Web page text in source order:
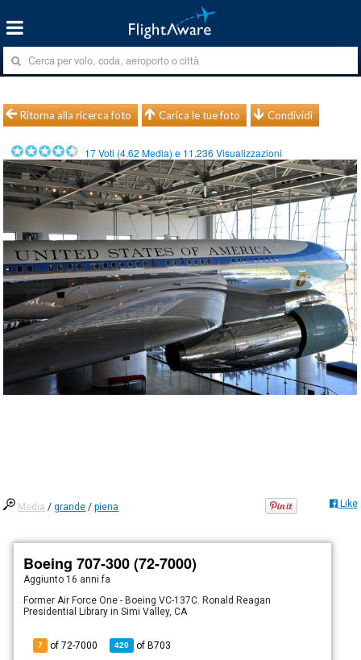
Ritorna alla ricerca foto Carica le tue foto Condividi
17Voti (4.62 Media) e 11.236 Visualizzazioni
Media /grande /piena Like
Boeing 707-300 (72-7000)
Aggiunto 16 anni fa
Former Air Force One - Boeing VC-137C. Ronald Reagan
Presidential Library in Simi Valley, CA
7 of 72-7000 420 ofB703